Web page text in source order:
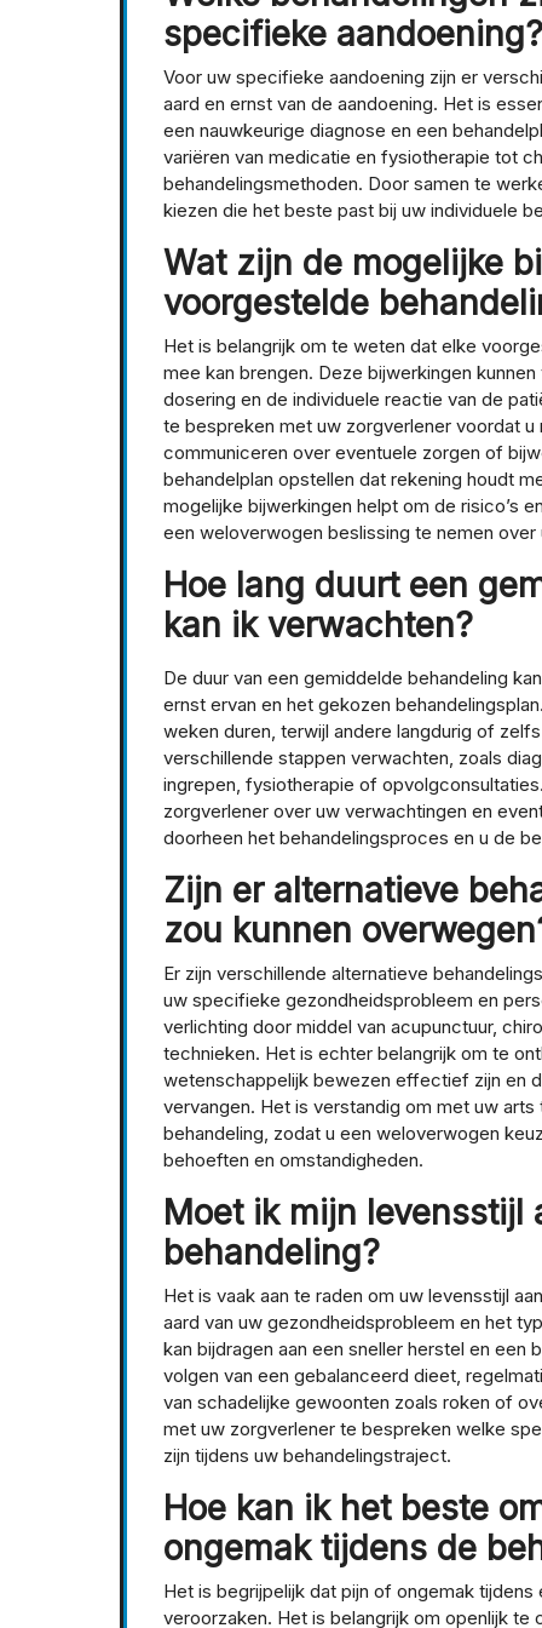
specifieke aandoening?
Voor uw specifieke aandoening zijn er
aard en ernst van de aandoening. Het is
een nauwkeurige diagnose en een
variëren van medicatie en fysiotherapie tot
behandelingsmethoden. Door samen te
kiezen die het beste past bij uw individuele
Wat zijn de mogelijke
voorgestelde
Het is belangrijk om te weten dat elke
mee kan brengen. Deze bijwerkingen
dosering en de individuele reactie van de
te bespreken met uw zorgverlener voordat
communiceren over eventuele zorgen of
behandelplan opstellen dat rekening houdt
mogelijke bijwerkingen helpt om de risico’s
een weloverwogen beslissing te nemen
Hoe lang duurt een
kan ik verwachten?
De duur van een gemiddelde behandeling
ernst ervan en het gekozen
weken duren, terwijl andere langdurig of
verschillende stappen verwachten, zoals
ingrepen, fysiotherapie of
zorgverlener over uw verwachtingen en
doorheen het behandelingsproces en u de
Zijn er alternatieve
zou kunnen
Er zijn verschillende alternatieve
uw specifieke gezondheidsprobleem en
verlichting door middel van acupunctuur,
technieken. Het is echter belangrijk om te
wetenschappelijk bewezen effectief zijn en
vervangen. Het is verstandig om met uw
behandeling, zodat u een weloverwogen
behoeften en omstandigheden.
Moet ik mijn levensstijl
behandeling?
Het is vaak aan te raden om uw levensstijl
aard van uw gezondheidsprobleem en het
kan bijdragen aan een sneller herstel en een
volgen van een gebalanceerd dieet,
van schadelijke gewoonten zoals roken of
met uw zorgverlener te bespreken welke
zijn tijdens uw behandelingstraject.
Hoe kan ik het beste
ongemak tijdens de
Het is begrijpelijk dat pijn of ongemak
veroorzaken. Het is belangrijk om openlijk